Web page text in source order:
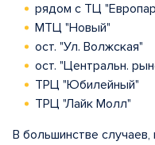
рядом с ТЦ
МТЦ "Новый"
ост. "Ул. Волжская"
ост. "Центральн.
ТРЦ "Юбилейный"
ТРЦ "Лайк Молл"
В большинстве